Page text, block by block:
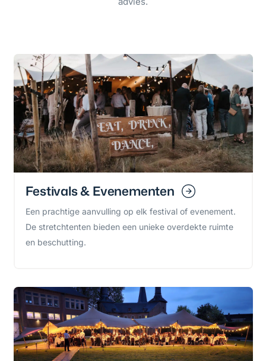
Festivals & Evenementen
Een prachtige aanvulling op elk festival of evenement.
De stretchtenten bieden een unieke overdekte ruimte
en beschutting.